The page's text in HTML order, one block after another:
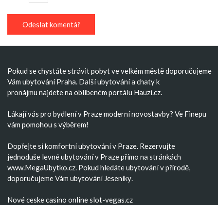
Pokud se chystáte strávit pobyt ve velkém městě doporučujeme
Vám ubytování Praha. Dalšíubytovánía chaty k
pronájmu najdete na oblíbeném portálu Hauzi.cz.
Lákají vás pro bydlení v Praze modernínovostavby? Ve Finepu
vám pomohou s výběrem!
Dopřejte si komfortníubytování v Praze. Rezervujte
jednoduše levné ubytování v Prazepřímo na stránkách
www.MegaUbytko.cz. Pokud hledáte ubytování v přírodě,
doporučujeme Vám ubytování Jeseníky.
Nové ceske casino online slot-vegas.cz